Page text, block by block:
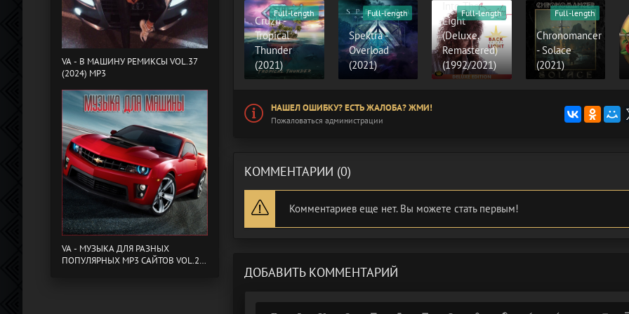
Cruzh -
Tropical
Thunder
(2021)
Full-length
Spektra -
Overload
(2021)
Full-length
Into The
Light
(Deluxe,
Remastered)
(1992/2021)
Full-length
Chronomancer
- Solace
(2021)
Full-length
НАШЕЛ ОШИБКУ? ЕСТЬ ЖАЛОБА? ЖМИ!
Пожаловаться администрации
КОММЕНТАРИИ (0)
Комментариев еще нет. Вы можете стать первым!
ДОБАВИТЬ КОММЕНТАРИЙ
VA - B МАШИНУ РЕМИКСЫ VOL.37
(2024) MP3
VA - МУЗЫКА ДЛЯ РАЗНЫХ
ПОПУЛЯРНЫХ MP3 САЙТОВ VOL.20